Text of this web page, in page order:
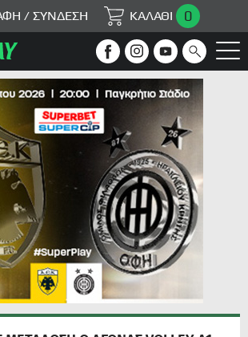
/ ΣΥΝΔΕΣΗ ΚΑΛΑΘΙ 0